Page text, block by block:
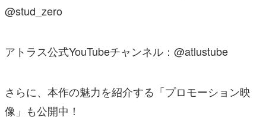
@stud_zero
アトラス公式YouTubeチャンネル：@atlustube
さらに、本作の魅力を紹介する「プロモーション映
像」も公開中！